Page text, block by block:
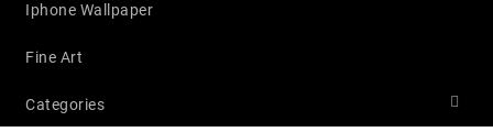
Iphone Wallpaper
Fine Art
Categories